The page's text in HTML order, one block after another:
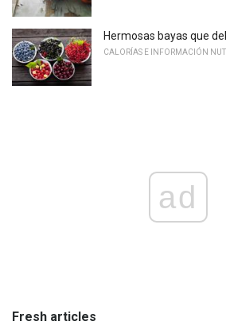
Hermosas bayas que
CALORÍAS E INFORMACIÓN
ad
Fresh articles